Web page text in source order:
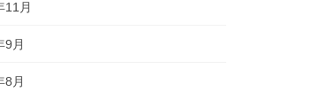
11月
9月
8月